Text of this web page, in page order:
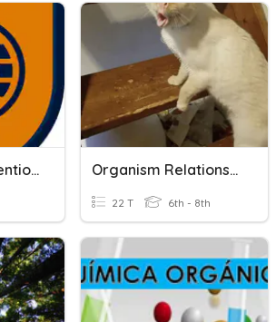
Organic X Conventional Organism Relationships
22 T 6th - 8th